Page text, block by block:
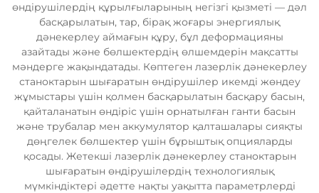
өндірушілердің құрылғыларының негізгі қызметі — дәл
басқарылатын, тар, бірақ жоғары энергиялық
дәнекерлеу аймағын құру, бұл деформацияны
азайтады және бөлшектердің өлшемдерін мақсатты
мәндерге жақындатады. Көптеген лазерлік дәнекерлеу
станоктарын шығаратын өндірушілер икемді жөндеу
жұмыстары үшін қолмен басқарылатын басқару басын,
қайталанатын өндіріс үшін орнатылған ганти басын
және трубалар мен аккумулятор қалташалары сияқты
дөңгелек бөлшектер үшін бұрыштық опцияларды
қосады. Жетекші лазерлік дәнекерлеу станоктарын
шығаратын өндірушілердің технологиялық
мүмкіндіктері әдетте нақты уақытта параметрлерді